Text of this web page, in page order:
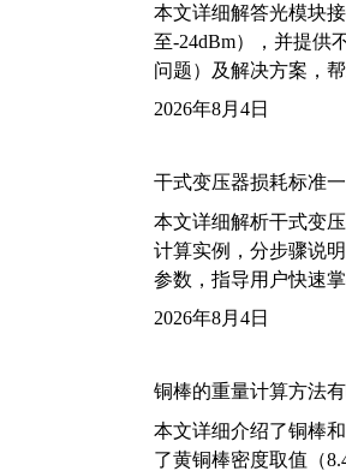
本文详细解答光模块
至-24dBm），并提供
问题）及解决方案，
2026年8月4日
干式变压器损耗标准
本文详细解析干式变
计算实例，分步骤说
参数，指导用户快速
2026年8月4日
铜棒的重量计算方法
本文详细介绍了铜棒
了黄铜棒密度取值（